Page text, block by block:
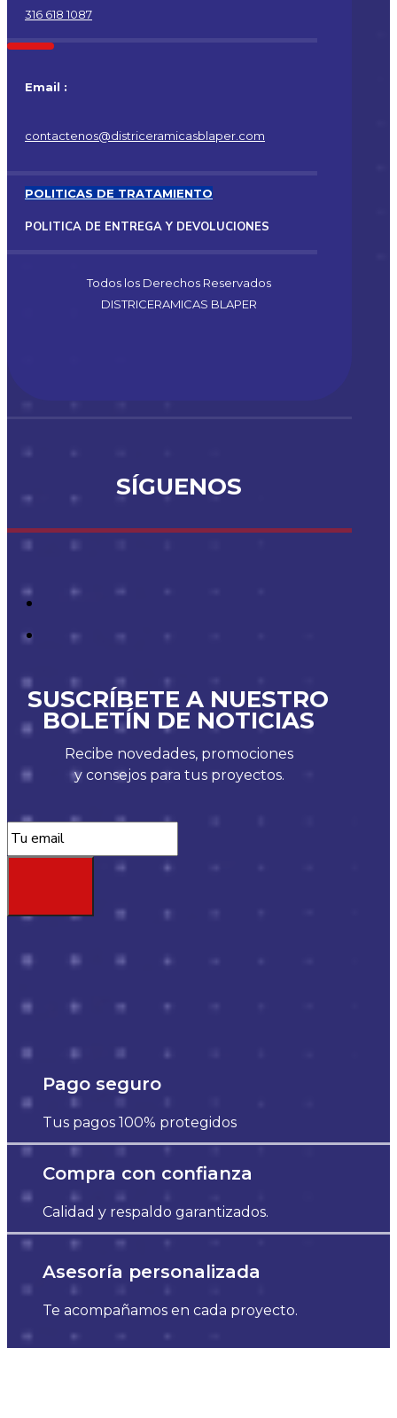
316 618 1087
Email :
contactenos@districeramicasblaper.com
POLITICAS DE TRATAMIENTO
POLITICA DE ENTREGA Y DEVOLUCIONES
Todos los Derechos Reservados
DISTRICERAMICAS BLAPER
SÍGUENOS
SUSCRÍBETE A NUESTRO
BOLETÍN DE NOTICIAS
Recibe novedades, promociones
y consejos para tus proyectos.
Pago seguro
Tus pagos 100% protegidos
Compra con confianza
Calidad y respaldo garantizados.
Asesoría personalizada
Te acompañamos en cada proyecto.